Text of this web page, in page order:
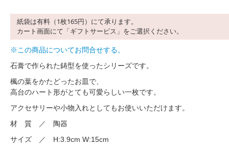
紙袋は有料（1枚165円）にて承ります。
カート画面にて「ギフトサービス」をご選択ください。
※この商品についてお問合せする。
石膏で作られた鋳型を使ったシリーズです。
楓の葉をかたどったお皿で、
高台のハート形がとても可愛らしい一枚です。
アクセサリーや小物入れとしてもお使いいただけます。
材 質 ／ 陶器
サイズ ／ H:3.9cm W:15cm